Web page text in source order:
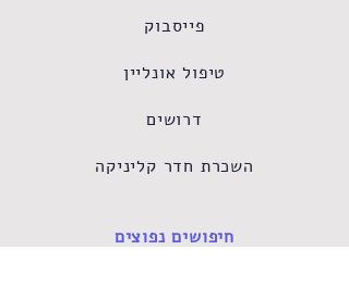
פייסבוק
טיפול אונליין
דרושים
השכרת חדר קליניקה
חיפושים נפוצים